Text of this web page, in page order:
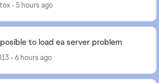
5 hours ago
to load ea server problem
6 hours ago